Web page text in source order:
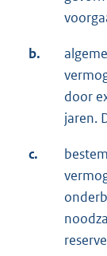
b.
door
jaren.
c.